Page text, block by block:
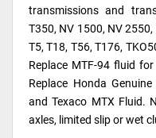
transmissions and
T350, NV 1500, NV
T5, T18, T56, T176,
Replace MTF-94 fluid
Replace Honda
and Texaco MTX Fluid.
axles, limited slip or wet